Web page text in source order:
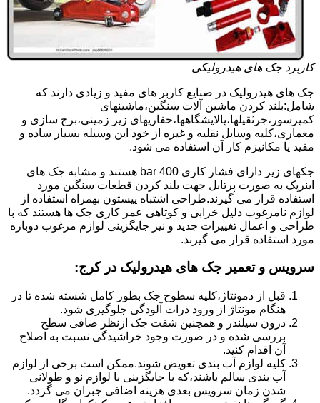
کاربرد جک های هیدرولیکی
جک های هیدرولیک در صنایع کاربر های مفید و زیادی دارند که
شامل:بلند کردن ماشین آلات سنگین،ماشینهای
کمپرسور،جرثقیلها،پالایشگاهها،حفاریهای زیر زمینی،برج سازی و
معماری،کلیه وسایل نقلیه و غیره از خود این وسیله بسیار ساده و
مفید یا مکانیزم کار آن استفاده می شود.
جکهای زیر دارای فشار کاری 400 bar هستند و مشابه جک های
اینرپک به صورت پرتابل جهت بلند کردن قطعات سنگین مورد
استفاده قرار می گیرند.طراحی اشتباه پیستون بهمراه استفاده از
لوازم نامرغوب دلیل خرابی و کوتاهی عمر کاری جک ها هستند که با
طراحی و اعمال تغییرات جدید و نیز جایگزینی لوازم مرغوب دوباره
مورد استفاده قرار می گیرند.
سرویس و تعمیر جک های هیدرولیک در کرج:
قبل از دمونتاژ،کلیه سطوح جک بطور کامل شسته شده تا در
هنگام مونتاژ از ورود ذرات آلودگی جلوگیری شود.
درون سیلندر و همچنین شفت جک ازنظر صافی سطح
بررسی شده و در صورت وجود خراشیدگی نسبت به اصلاح
آن اقدام کنید.
کلیه لوازم آب بندی تعویض شوند.ممکن است برخی از لوازم
آب بندی سالم باشند،که با جایگزینی با لوازم نو و طولانی
شدن زمان سرویس بعدی هزینه اضافی جبران می گردد.